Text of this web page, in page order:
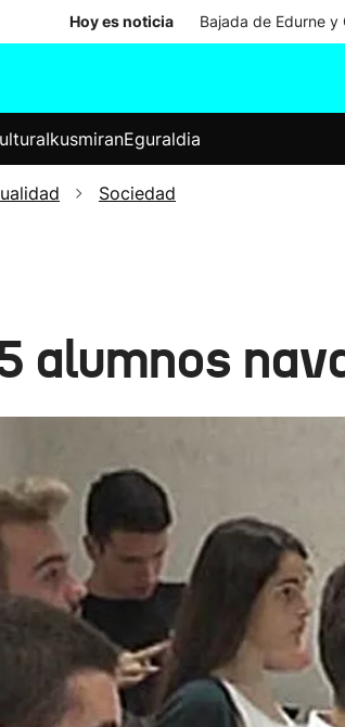
Hoy es noticia Bajada de Edurne
Elecciones
IkusmiranEguraldia
Sociedad
alumnos